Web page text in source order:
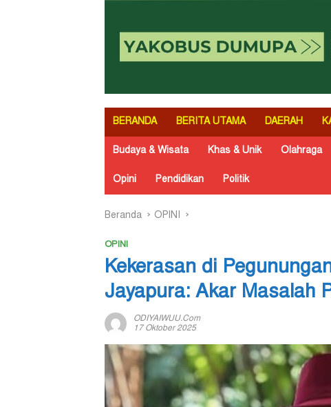
BERANDA BERITA UTAMA DAERAH
Budaya & Wisata Khas & Unik Olahraga
Opini Pendidikan Politik
Beranda OPINI
OPINI
Kekerasan di
Jayapura: Akar Masalah
ODIYAIWUU.com
17 Oktober 2025